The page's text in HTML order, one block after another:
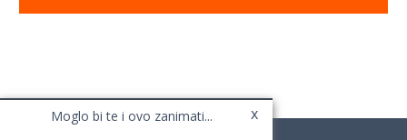
Moglo bi te i ovo zanimati... x